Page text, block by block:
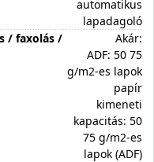
automatikus
lapadagoló
/ faxolás /
Akár:
ADF: 50 75
g/m2-es lapok
papír
kimeneti
kapacitás: 50
75 g/m2-es
lapok (ADF)